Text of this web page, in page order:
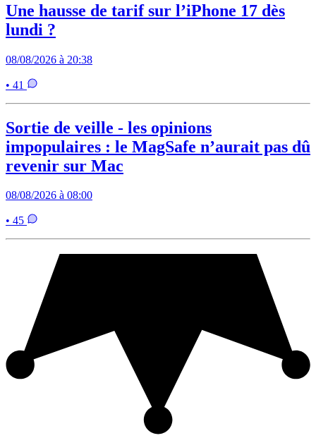
Une hausse de tarif sur l’iPhone 17 dès
lundi ?
08/08/2026 à 20:38
• 41
Sortie de veille - les opinions
impopulaires : le MagSafe n’aurait pas dû
revenir sur Mac
08/08/2026 à 08:00
• 45